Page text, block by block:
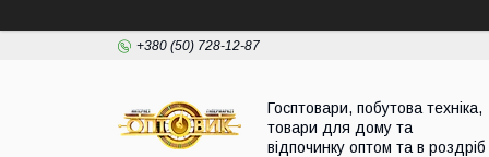
+380 (50) 728-12-87
Госптовари, побутова техніка,
товари для дому та
відпочинку оптом та в роздріб